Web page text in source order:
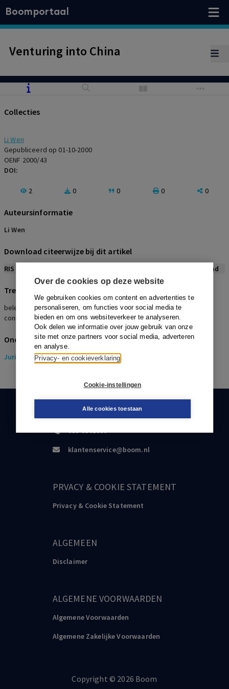
Over de cookies op deze website
We gebruiken cookies om content en advertenties te
personaliseren, om functies voor social media te
bieden en om ons websiteverkeer te analyseren.
Ook delen we informatie over jouw gebruik van onze
site met onze partners voor social media, adverteren
en analyse.
Privacy- en cookieverklaring
Cookie-instellingen
Alle cookies toestaan
Boomportaal
Venturing into China
Collecties
Li Wen
Gepubliceerd op 01-10-2000
OENF 2000/43
DOI:
2 0 0 0 0
Auteursinformatie
Li Wen
Download citeerwijze bij dit artikel
RIS Leidraad
Trefwoorden
belegger, E-business, contract, joint venture, leasing, compliance,
concern, E-commerce, hotelbedrijf, industriële-eigendomsrecht
Onderwerpen
Juridisch> Ondernemingsrecht
KLANTENSERVICE
088-0301000
klantenservice@boom.nl
PRVACY & COOKIE STATEMENT
Privacy & Cookie Statement
ALGEMEEN
Disclaimer
ALGEMENE VOORWAARDEN
Algemene Voorwaarden
Algemene Zakelijke Voorwaarden
Copyright ©️ 2026 Boom